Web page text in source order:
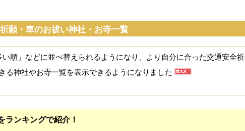
願・車のお祓い神社・お寺一覧
順」などに並べ替えられるようになり、より自分に合った交通安全祈
る神社やお寺一覧を表示できるようになりました
ランキングで紹介！